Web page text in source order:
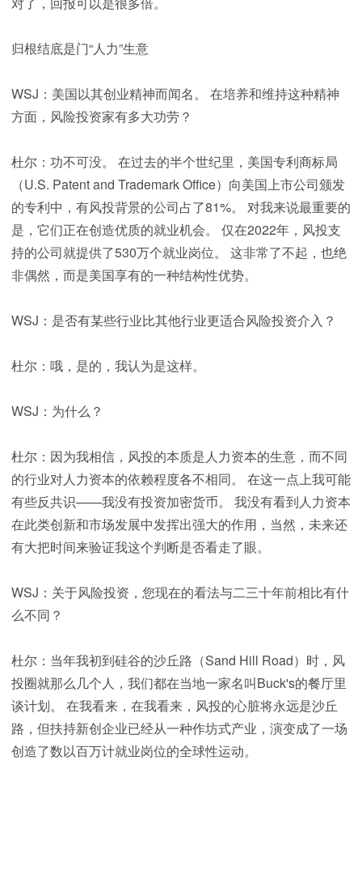
归根结底是门“人力”生意
WSJ：美国以其创业精神而闻名。 在培养和维持这种精神
方面，风险投资家有多大功劳？
杜尔：功不可没。 在过去的半个世纪里，美国专利商标局
（U.S. Patent and Trademark Office）向美国上市公司颁发
的专利中，有风投背景的公司占了81%。 对我来说最重要的
是，它们正在创造优质的就业机会。 仅在2022年，风投支
持的公司就提供了530万个就业岗位。 这非常了不起，也绝
非偶然，而是美国享有的一种结构性优势。
WSJ：是否有某些行业比其他行业更适合风险投资介入？
杜尔：哦，是的，我认为是这样。
WSJ：为什么？
杜尔：因为我相信，风投的本质是人力资本的生意，而不同
的行业对人力资本的依赖程度各不相同。 在这一点上我可能
有些反共识——我没有投资加密货币。 我没有看到人力资本
在此类创新和市场发展中发挥出强大的作用，当然，未来还
有大把时间来验证我这个判断是否看走了眼。
WSJ：关于风险投资，您现在的看法与二三十年前相比有什
么不同？
杜尔：当年我初到硅谷的沙丘路（Sand Hill Road）时，风
投圈就那么几个人，我们都在当地一家名叫Buck's的餐厅里
谈计划。 在我看来，在我看来，风投的心脏将永远是沙丘
路，但扶持新创企业已经从一种作坊式产业，演变成了一场
创造了数以百万计就业岗位的全球性运动。